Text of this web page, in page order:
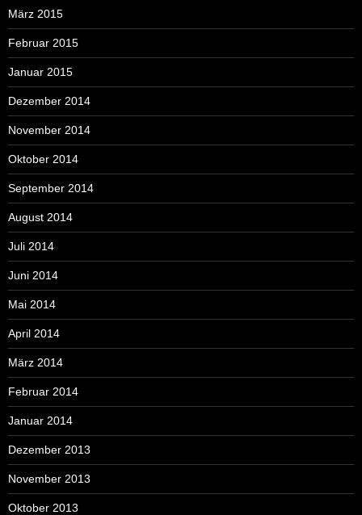
März 2015
Februar 2015
Januar 2015
Dezember 2014
November 2014
Oktober 2014
September 2014
August 2014
Juli 2014
Juni 2014
Mai 2014
April 2014
März 2014
Februar 2014
Januar 2014
Dezember 2013
November 2013
Oktober 2013